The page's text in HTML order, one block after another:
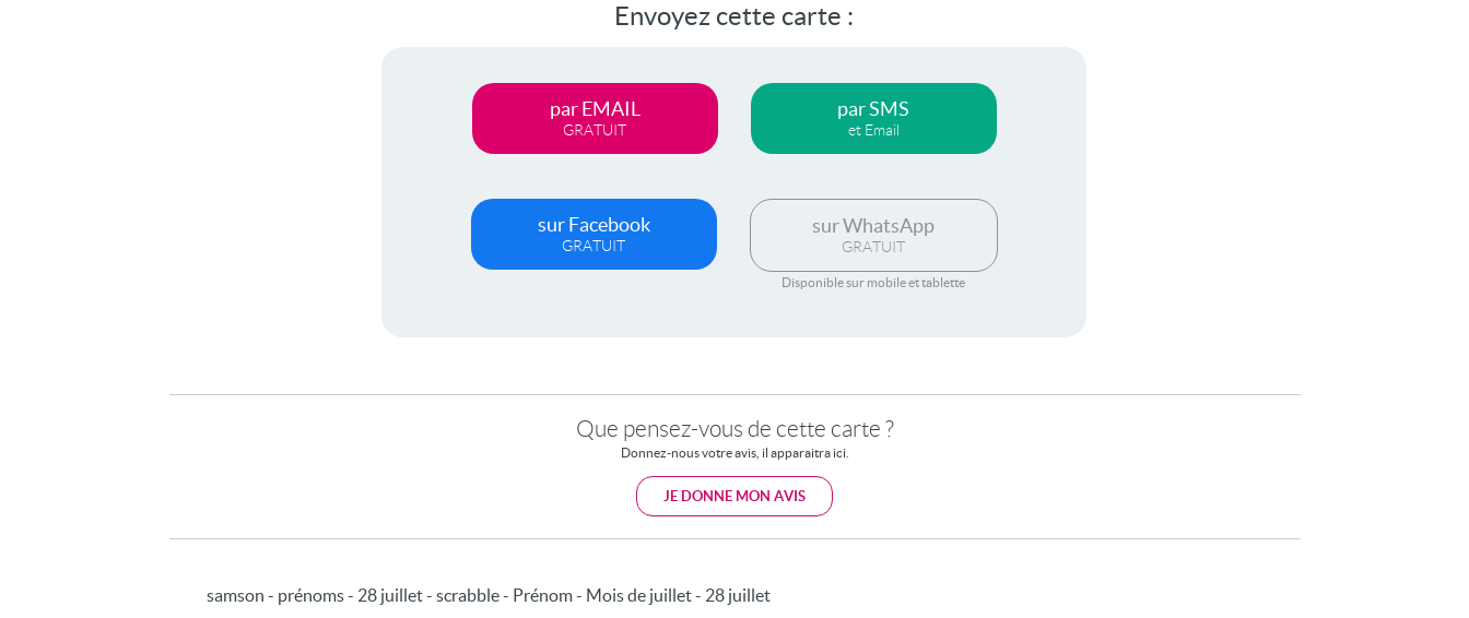
Envoyez cette carte :
par EMAIL
GRATUIT
par SMS
et Email
sur Facebook
GRATUIT
sur WhatsApp
GRATUIT
Disponible sur mobile et tablette
Que pensez-vous de cette carte ?
Donnez-nous votre avis, il apparaitra ici.
JE DONNE MON AVIS
samson - prénoms - 28 juillet - scrabble - Prénom - Mois de juillet - 28 juillet